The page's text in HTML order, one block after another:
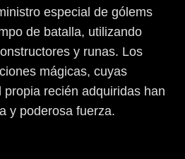
especial de gólems
de batalla, utilizando
y runas. Los
mágicas, cuyas
recién adquiridas han
y poderosa fuerza.